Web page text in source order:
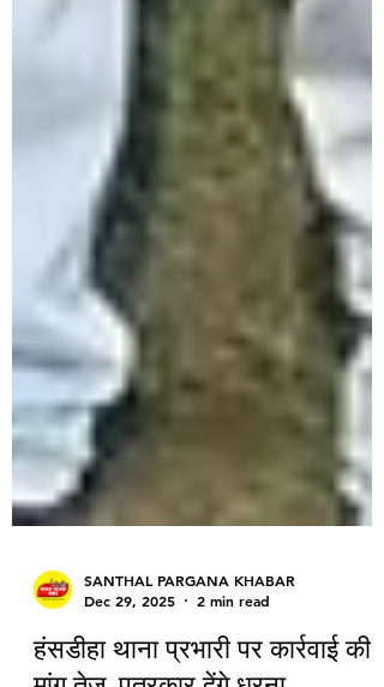
SANTHAL PARGANA KHABAR
Dec 29, 2025
2 min read